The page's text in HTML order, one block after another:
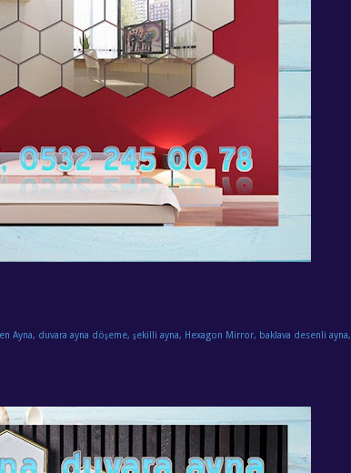
Ayna, duvara ayna döşeme, şekilli ayna, Hexagon Mirror, baklava desenli ayna,